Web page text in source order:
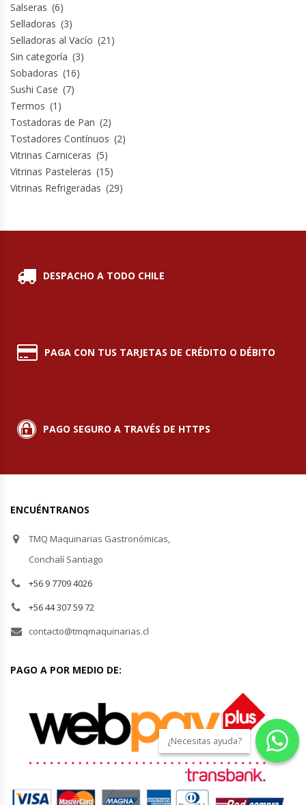
Salseras (6)
Selladoras (3)
Selladoras al Vacío (21)
Sin categoría (3)
Sobadoras (16)
Sushi Case (7)
Termos (1)
Tostadoras de Pan (2)
Tostadores Contínuos (2)
Vitrinas Carniceras (5)
Vitrinas Pasteleras (15)
Vitrinas Refrigeradas (29)
DESPACHO A TODO CHILE
PAGA CON TUS TARJETAS DE CRÉDITO O DÉBITO
PAGO SEGURO A TRAVÉS DE HTTPS
ENCUÉNTRANOS
TMQ Maquinarias Gastronómicas,
Conchalí Santiago
+56 9 7709 4026
+56 44 307 59 72
contacto@tmqmaquinarias.cl
PAGO A POR MEDIO DE:
¿Necesitas ayuda?